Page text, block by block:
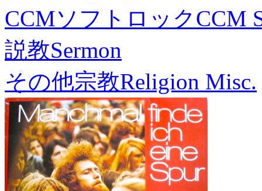
CCMソフトロックCCM
説教Sermon
その他宗教Religion Misc.